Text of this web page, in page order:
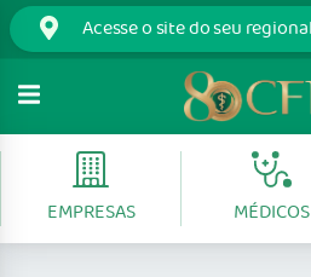
EMPRESAS MÉDICOS